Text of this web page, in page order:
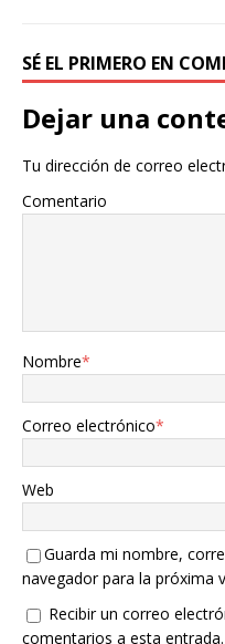
SÉ EL PRIMERO EN
Dejar una
Tu dirección de correo
Comentario
Nombre*
Correo electrónico*
Web
Guarda mi nombre,
navegador para la próxima
Recibir un correo
comentarios a esta entrada.